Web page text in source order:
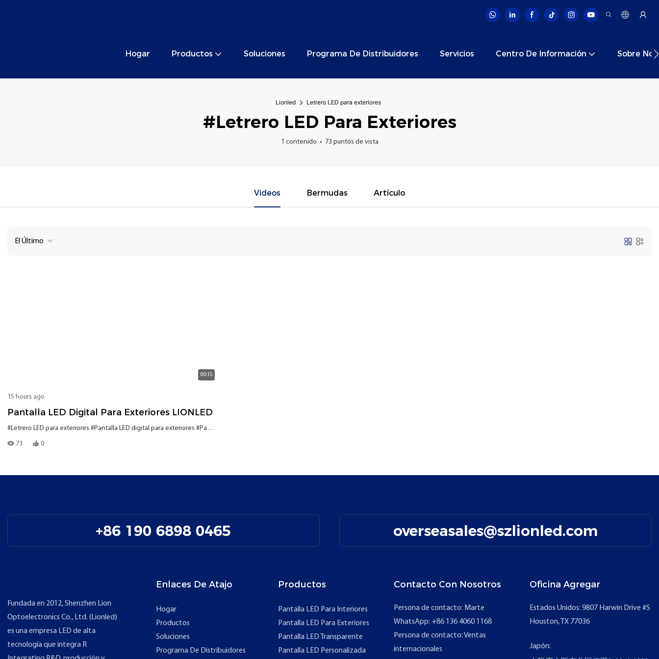
Hogar Productos Soluciones Programa De Distribuidores Servicios Centro De Información Sobre
Lionled Letrero LED para exteriores
#Letrero LED Para Exteriores
1 contenido 73 puntos de vista
Videos Bermudas Artículo
El Último
00:15
15 hours ago
Pantalla LED Digital Para Exteriores LIONLED
#Letrero LED para exteriores #Pantalla LED digital para exteriores #Pantalla LED
73 0
+86 190 6898 0465 overseasales@szlionled.com
Fundada en 2012, Shenzhen Lion
Optoelectronics Co., Ltd. (Lionled)
es una empresa LED de alta
tecnología que integra R
Enlaces De Atajo
Hogar
Productos
Soluciones
Programa De Distribuidores
Productos
Pantalla LED Para Interiores
Pantalla LED Para Exteriores
Pantalla LED Transparente
Pantalla LED Personalizada
Contacto Con Nosotros
Persona de contacto: Marte
WhatsApp: +86 136 4060 1168
Persona de contacto: Ventas
internacionales
Oficina Agregar
Estados Unidos: 9807 Harwin Drive #S
Houston, TX 77036
Japón: